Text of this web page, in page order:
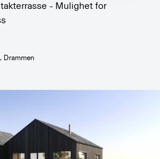
- Mulighet for
, Drammen